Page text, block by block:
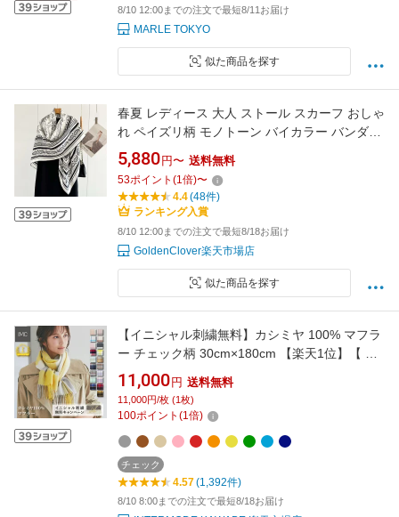
8/10 12:00までの注文で最短8/11お届け
MARLE TOKYO
似た商品を探す
春夏 レディース 大人 ストール スカーフ おしゃ
れ ペイズリ柄 モノトーン バイカラー バンダナ
柄 上質 高級 大判ストール 大判スカー
5,880 円〜 送料無料
53ポイント (1倍)〜
4.4(48件)
ランキング入賞
8/10 12:00までの注文で最短8/18お届け
GoldenClover楽天市場店
似た商品を探す
【イニシャル刺繍無料】カシミヤ 100% マフラ
ー チェック柄 30cm×180cm 【楽天1位】【 カ
シミヤマフラー カシミアマフラー カシミア ス
トール ギフト ホワイトデー 誕生日 レデイース
卒業祝 入学祝 就職祝】
11,000 円 送料無料
11,000円/枚 (1枚)
100ポイント (1倍)
チェック
4.57(1,392件)
8/10 8:00までの注文で最短8/18お届け